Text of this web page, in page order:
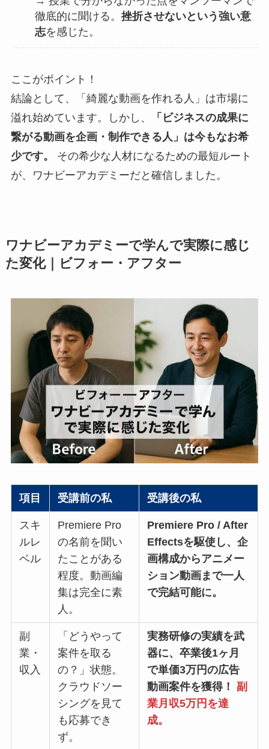
徹底的に聞ける。挫折させないという強い意
志を感じた。
ここがポイント！
結論として、「綺麗な動画を作れる人」は市場に
溢れ始めています。しかし、
「ビジネスの成果に
繋がる動画を企画・制作できる人」は今もなお希
少です。
その希少な人材になるための最短ルート
が、ワナビーアカデミーだと確信しました。
ワナビーアカデミーで学んで実際に感じ
た変化｜ビフォー・アフター
項目 受講前の私 受講後の私
スキ
ルレ
ベル
Premiere Pro
の名前を聞い
たことがある
程度。動画編
集は完全に素
人。
Premiere Pro / After
Effectsを駆使し、企
画構成からアニメー
ション動画まで一人
で完結可能に。
副
業・
収入
「どうやって
案件を取る
の？」状態。
クラウドソー
シングを見て
も応募でき
ず。
実務研修の実績を武
器に、卒業後1ヶ月
で単価3万円の広告
動画案件を獲得！
副
業月収5万円を達
成。